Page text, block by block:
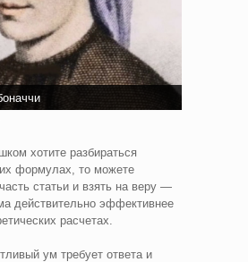
хотите разбираться
формулах, то можете
статьи и взять на веру —
действительно эффективнее
расчетах.
ум требует ответа и